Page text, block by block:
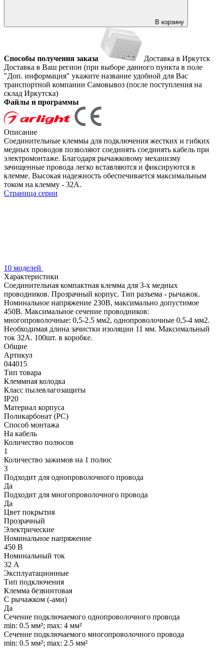
В корзину
Способы получения заказа
Доставка в Иркутск
Доставка в Ваш регион (при выборе данного пункта в поле
"Доп. информация" укажите название удобной для Вас
транспортной компании Самовывоз (после поступления на
склад Иркутска)
Файлы и программы
Описание
Соединительные клеммы для подключения жестких и гибких
медных проводов позволяют соединять соединять кабель при
электромонтаже. Благодаря рычажковому механизму
зачищенные провода легко вставляются и фиксируются в
клемме. Высокая надежность обеспечивается максимальным
током на клемму - 32А.
Страница серии
10 моделей
Характеристики
Соединительная компактная клемма для 3-х медных
проводников. Прозрачный корпус. Тип разъема - рычажок.
Номинальное напряжение 230В, максимально допустимое
450В. Максимальное сечение проводников:
многопроволочные: 0,5-2.5 мм2, однопроволочные 0,5-4 мм2.
Необходимая длина зачистки изоляции 11 мм. Максимальный
ток 32А. 100шт. в коробке.
Общие
Артикул
044015
Тип товара
Клеммная колодка
Класс пылевлагозащиты
IP20
Материал корпуса
Поликарбонат (PC)
Способ монтажа
На кабель
Количество полюсов
1
Количество зажимов на 1 полюс
3
Подходит для однопроволочного провода
Да
Подходит для многопроволочного провода
Да
Цвет покрытия
Прозрачный
Электрические
Номинальное напряжение
450 В
Номинальный ток
32 А
Эксплуатационные
Тип подключения
Клемма безвинтовая
С рычажком (-ами)
Да
Сечение подключаемого однопроволочного провода
min: 0.5 мм²; max: 4 мм²
Сечение подключаемого многопроволочного провода
min: 0.5 мм²; max: 2.5 мм²